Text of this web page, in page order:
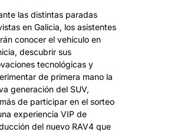
las distintas paradas
en Galicia, los asistentes
conocer el vehículo en
descubrir sus
tecnológicas y
de primera mano la
generación del SUV,
de participar en el sorteo
experiencia VIP de
del nuevo RAV4 que